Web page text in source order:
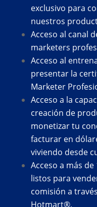
exclusivo para
nuestros
Acceso al canal
marketers
Acceso al
presentar la
Marketer
Acceso a la
creación de
monetizar tu
facturar en
viviendo desde
Acceso a más
listos para
comisión a
Hotmart®.